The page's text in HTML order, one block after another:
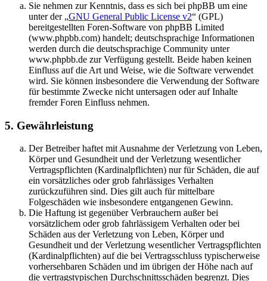
Sie nehmen zur Kenntnis, dass es sich bei phpBB um eine
unter der „GNU General Public License v2“ (GPL)
bereitgestellten Foren-Software von phpBB Limited
(www.phpbb.com) handelt; deutschsprachige Informationen
werden durch die deutschsprachige Community unter
www.phpbb.de zur Verfügung gestellt. Beide haben keinen
Einfluss auf die Art und Weise, wie die Software verwendet
wird. Sie können insbesondere die Verwendung der Software
für bestimmte Zwecke nicht untersagen oder auf Inhalte
fremder Foren Einfluss nehmen.
5. Gewährleistung
Der Betreiber haftet mit Ausnahme der Verletzung von Leben,
Körper und Gesundheit und der Verletzung wesentlicher
Vertragspflichten (Kardinalpflichten) nur für Schäden, die auf
ein vorsätzliches oder grob fahrlässiges Verhalten
zurückzuführen sind. Dies gilt auch für mittelbare
Folgeschäden wie insbesondere entgangenen Gewinn.
Die Haftung ist gegenüber Verbrauchern außer bei
vorsätzlichem oder grob fahrlässigem Verhalten oder bei
Schäden aus der Verletzung von Leben, Körper und
Gesundheit und der Verletzung wesentlicher Vertragspflichten
(Kardinalpflichten) auf die bei Vertragsschluss typischerweise
vorhersehbaren Schäden und im übrigen der Höhe nach auf
die vertragstypischen Durchschnittsschäden begrenzt. Dies